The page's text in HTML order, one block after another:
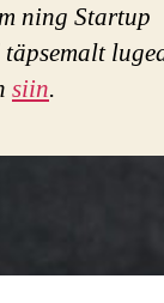
ning Startup
siin.